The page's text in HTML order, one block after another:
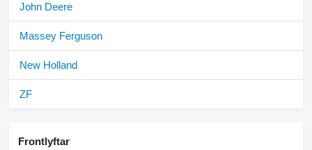
John Deere
Massey Ferguson
New Holland
ZF
Frontlyftar